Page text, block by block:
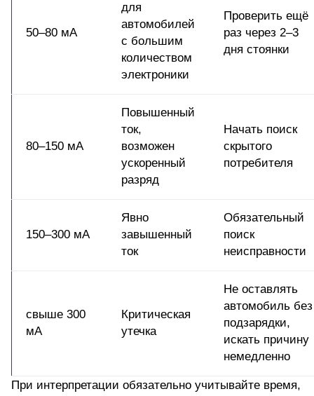
50–80 мА
для
автомобилей
с большим
количеством
электроники
Проверить ещё
раз через 2–3
дня стоянки
80–150 мА
Повышенный
ток,
возможен
ускоренный
разряд
Начать поиск
скрытого
потребителя
150–300 мА
Явно
завышенный
ток
Обязательный
поиск
неисправности
свыше 300
мА
Критическая
утечка
Не оставлять
автомобиль без
подзарядки,
искать причину
немедленно
При интерпретации обязательно учитывайте время,